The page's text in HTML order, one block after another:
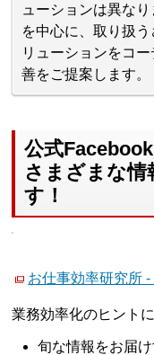
ューションは異な
を中心に、取り扱
リューションをコ
善をご提案します。
公式
さまざまな情
す！
お仕事効率研究所
業務効率化のヒント
旬な情報をお届